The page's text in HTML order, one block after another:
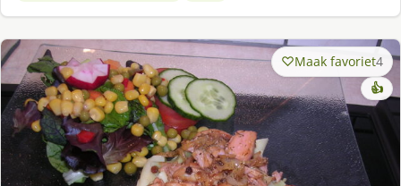
Maak favoriet4
👍